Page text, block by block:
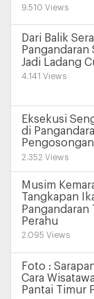
9.510 Views
Dari Balik
Pangandaran
Jadi Ladang
4.141 Views
Eksekusi
di
Pengosongan
2.352 Views
Musim
Tangkapan
Pangandaran
Perahu
2.095 Views
Foto :
Cara
Pantai Timur